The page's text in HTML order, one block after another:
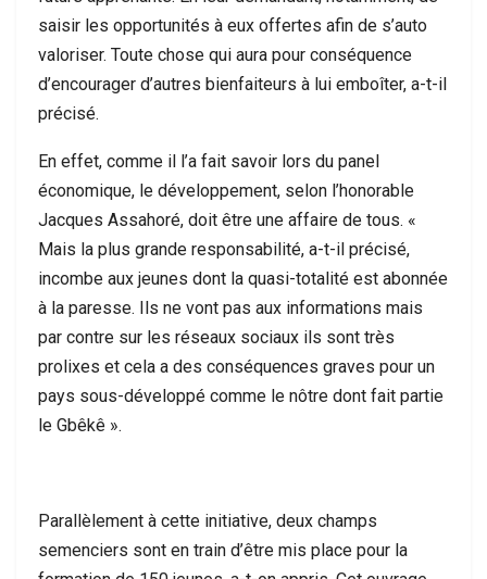
saisir les opportunités à eux offertes afin de s’auto
valoriser. Toute chose qui aura pour conséquence
d’encourager d’autres bienfaiteurs à lui emboîter, a-t-il
précisé.
En effet, comme il l’a fait savoir lors du panel
économique, le développement, selon l’honorable
Jacques Assahoré, doit être une affaire de tous. «
Mais la plus grande responsabilité, a-t-il précisé,
incombe aux jeunes dont la quasi-totalité est abonnée
à la paresse. Ils ne vont pas aux informations mais
par contre sur les réseaux sociaux ils sont très
prolixes et cela a des conséquences graves pour un
pays sous-développé comme le nôtre dont fait partie
le Gbêkê ».
Parallèlement à cette initiative, deux champs
semenciers sont en train d’être mis place pour la